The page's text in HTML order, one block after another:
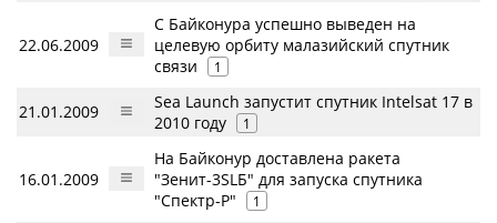
22.06.2009
С Байконура успешно выведен на
целевую орбиту малазийский спутник
связи
1
21.01.2009
Sea Launch запустит спутник Intelsat 17 в
2010 году
1
16.01.2009
На Байконур доставлена ракета
"Зенит-3SLБ" для запуска спутника
"Спектр-Р"
1